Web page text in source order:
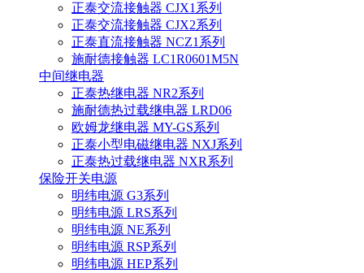
正泰交流接触器 CJX1系列
正泰交流接触器 CJX2系列
正泰直流接触器 NCZ1系列
施耐德接触器 LC1R0601M5N
中间继电器
正泰热继电器 NR2系列
施耐德热过载继电器 LRD06
欧姆龙继电器 MY-GS系列
正泰小型电磁继电器 NXJ系列
正泰热过载继电器 NXR系列
保险开关电源
明纬电源 G3系列
明纬电源 LRS系列
明纬电源 NE系列
明纬电源 RSP系列
明纬电源 HEP系列